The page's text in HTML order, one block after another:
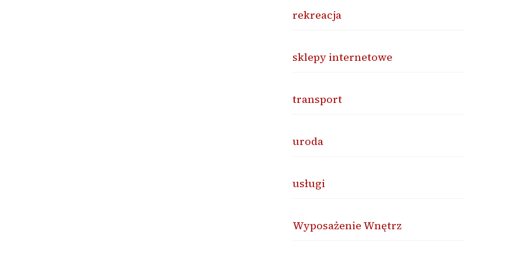
rekreacja
sklepy internetowe
transport
uroda
usługi
Wyposażenie Wnętrz